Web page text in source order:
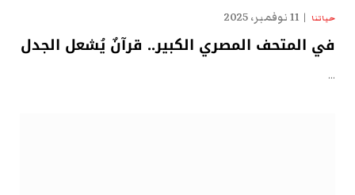
حياتنا 11 نوفمبر، 2025
في المتحف المصري الكبير.. قرآنٌ يُشعل الجدل
…